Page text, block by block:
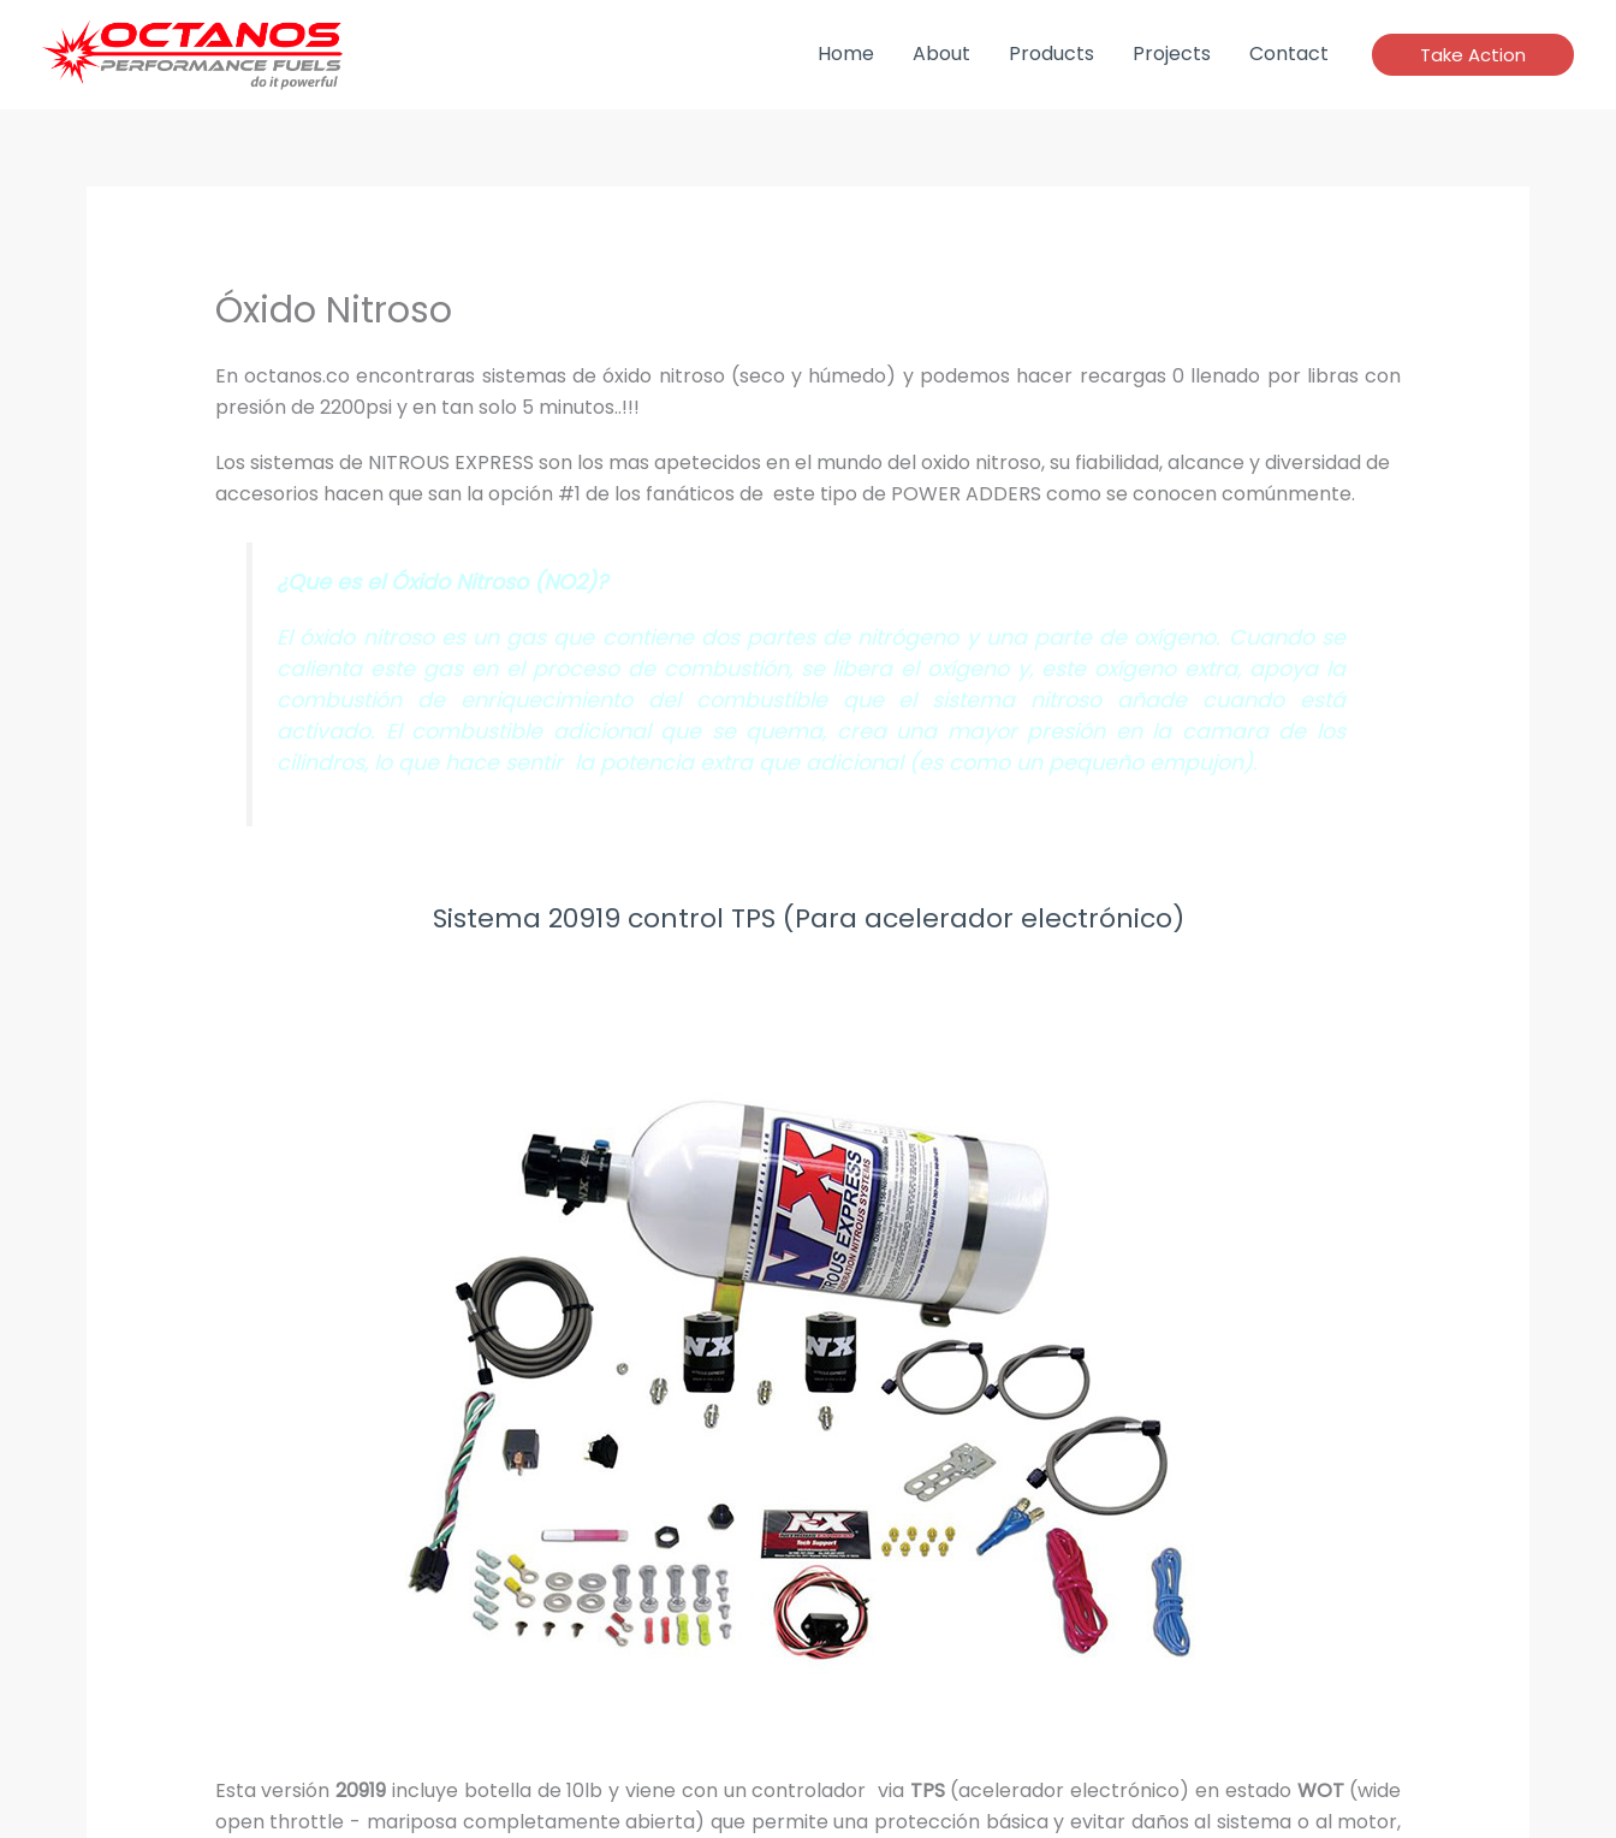
contenido
Home About Products Projects Contact Take Action
Óxido Nitroso
En octanos.co encontraras sistemas de óxido nitroso (seco y húmedo) y podemos hacer recargas 0 llenado por libras con
presión de 2200psi y en tan solo 5 minutos..!!!
Los sistemas de NITROUS EXPRESS son los mas apetecidos en el mundo del oxido nitroso, su fiabilidad, alcance y diversidad de
accesorios hacen que san la opción #1 de los fanáticos de este tipo de POWER ADDERS como se conocen comúnmente.
¿Que es el Óxido Nitroso (NO2)?
El óxido nitroso es un gas que contiene dos partes de nitrógeno y una parte de oxígeno. Cuando se
calienta este gas en el proceso de combustión, se libera el oxígeno y, este oxígeno extra, apoya la
combustión de enriquecimiento del combustible que el sistema nitroso añade cuando está
activado. El combustible adicional que se quema, crea una mayor presión en la camara de los
cilindros, lo que hace sentir la potencia extra que adicional (es como un pequeño empujon).
Sistema 20919 control TPS (Para acelerador electrónico)
Esta versión20919 incluye botella de 10lb y viene con un controlador via TPS(acelerador electrónico) en estado WOT(wide
open throttle - mariposa completamente abierta) que permite una protección básica y evitar daños al sistema o al motor,